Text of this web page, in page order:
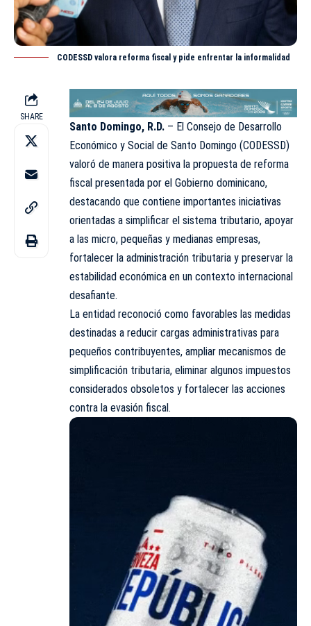
CODESSD valora reforma fiscal y pide enfrentar la informalidad
SHARE
Santo Domingo, R.D. – El Consejo de Desarrollo
Económico y Social de Santo Domingo (CODESSD)
valoró de manera positiva la propuesta de reforma
fiscal presentada por el Gobierno dominicano,
destacando que contiene importantes iniciativas
orientadas a simplificar el sistema tributario, apoyar
a las micro, pequeñas y medianas empresas,
fortalecer la administración tributaria y preservar la
estabilidad económica en un contexto internacional
desafiante.
La entidad reconoció como favorables las medidas
destinadas a reducir cargas administrativas para
pequeños contribuyentes, ampliar mecanismos de
simplificación tributaria, eliminar algunos impuestos
considerados obsoletos y fortalecer las acciones
contra la evasión fiscal.